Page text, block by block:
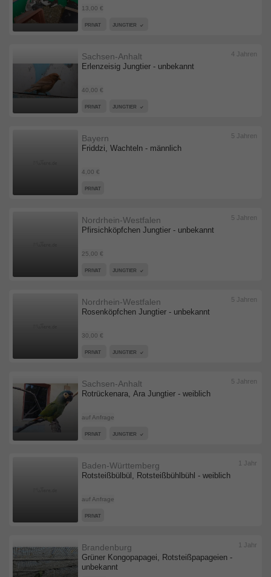
13,00 €
PRIVAT JUNGTIER
Erlenzeisig Jungtier - unbekannt
Sachsen-Anhalt
40,00 €
4 Jahren
PRIVAT JUNGTIER
Friddzi, Wachteln - männlich
Bayern
4,00 €
5 Jahren
PRIVAT
Pfirsichköpfchen Jungtier - unbekannt
Nordrhein-Westfalen
25,00 €
5 Jahren
PRIVAT JUNGTIER
Rosenköpfchen Jungtier - unbekannt
Nordrhein-Westfalen
30,00 €
5 Jahren
PRIVAT JUNGTIER
Rotrückenara, Ara Jungtier - weiblich
Sachsen-Anhalt
auf Anfrage
5 Jahren
PRIVAT JUNGTIER
Rotsteißbülbül, Rotsteißbühlbühl - weiblich
Baden-Württemberg
auf Anfrage
1 Jahr
PRIVAT
Grüner Kongopapagei, Rotsteißpapageien -
unbekannt
Brandenburg 1 Jahr